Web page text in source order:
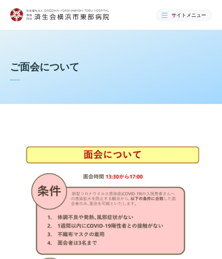
サイトメニュー
当院のご紹介
当院のご紹介トップ
基本情報
ご来院される方へ
ご来院される方へトップ
診療科・センター・部門
ご面会について